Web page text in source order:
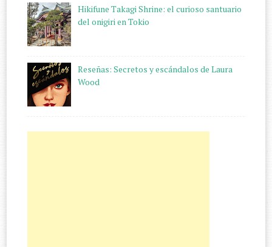
Hikifune Takagi Shrine: el curioso santuario
del onigiri en Tokio
Reseñas: Secretos y escándalos de Laura
Wood